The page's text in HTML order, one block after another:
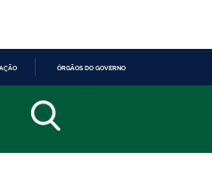
ÓRGÃOS DO GOVERNO